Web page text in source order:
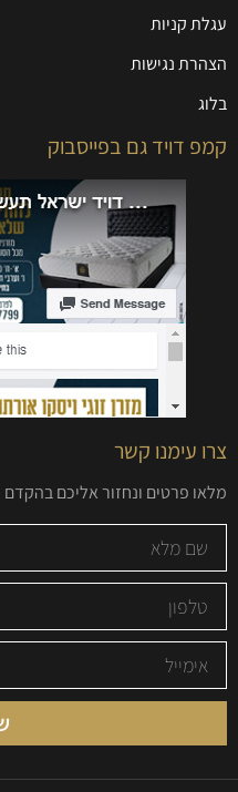
עגלת קניות
הצהרת נגישות
בלוג
קמפ דויד גם בפייסבוק
צרו עימנו קשר
מלאו פרטים ונחזור אליכם בהקדם